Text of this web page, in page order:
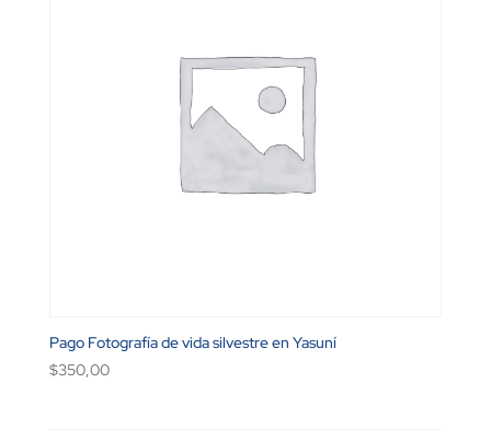
Pago Fotografía de vida silvestre en Yasuní
$350,00